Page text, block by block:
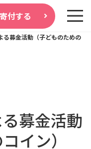
寄付する
る募金活動（子どものための
募金活動
イン）